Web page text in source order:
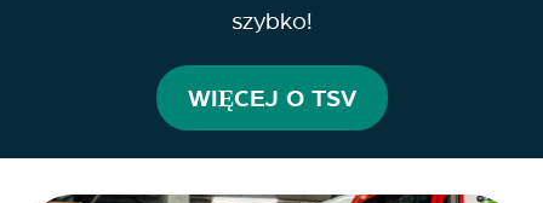
szybko!
WIĘCEJ O TSV